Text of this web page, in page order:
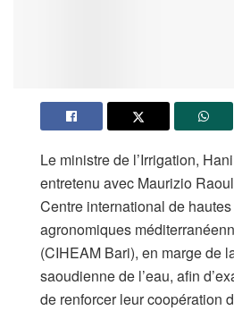
Le ministre de l’Irrigation,
entretenu avec Maurizio
Centre international de
agronomiques
(CIHEAM Bari), en marge de
saoudienne de l’eau, afin
de renforcer leur coopération